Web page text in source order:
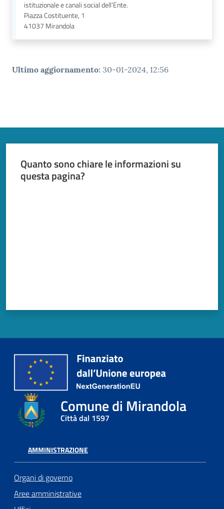
istituzionale e canali social dell’Ente.
Piazza Costituente, 1
41037 Mirandola
Ultimo aggiornamento: 30-01-2024, 12:56
Quanto sono chiare le informazioni su
questa pagina?
Comune di Mirandola
Città dal 1597
AMMINISTRAZIONE
Organi di governo
Aree amministrative